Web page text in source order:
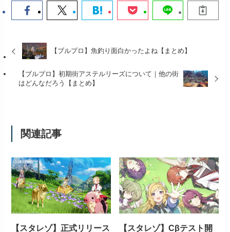
【ブルプロ】魚釣り面白かったよね【まとめ】
【ブルプロ】初期街アステルリーズについて｜他の街
はどんなだろう【まとめ】
関連記事
【スタレゾ】正式リリース
【スタレゾ】Cβテスト開